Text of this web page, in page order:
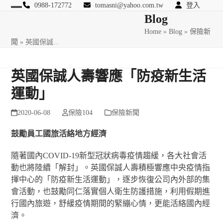
Skip
0988-172772 tomasni@yahoo.com.tw 登入
匯豐國際風險管理顧問Blog
Home »Blog »保險新
聞 »英國保誠...
英國保誠人壽響應「防疫新生活
運動」
2020-06-08 保險104 保險新聞
鼓勵員工國旅活絡地方經濟
隨著國內COVID-19新型冠狀病毒疫情趨緩，各大社會活
動也將陸續「解封」。英國保誠人壽積極響應中央疫情指
揮中心的「防疫新生活運動」，逐步恢復公司內外部的集
會活動，也鼓勵同仁落實個人衛生防護措施，利用假期進
行國內旅遊，舒緩疫情期間的緊繃心情，更能活絡國內經
濟。